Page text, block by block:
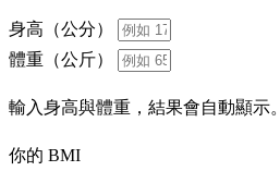
身高（公分）
體重（公斤）
輸入身高與體重，結果會自動顯示。
你的 BMI